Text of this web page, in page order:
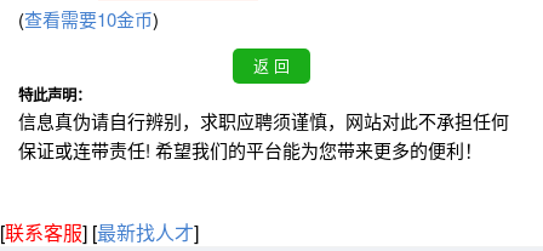
(查看需要10金币)
特此声明：
信息真伪请自行辨别，求职应聘须谨慎，网站对此不承担任何
保证或连带责任! 希望我们的平台能为您带来更多的便利！
[联系客服] [最新找人才]